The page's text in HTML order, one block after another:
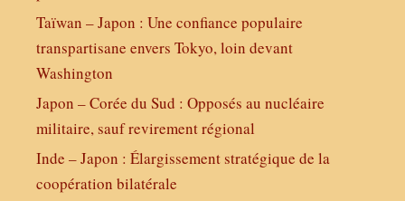
Taïwan – Japon : Une confiance populaire
transpartisane envers Tokyo, loin devant
Washington
Japon – Corée du Sud : Opposés au nucléaire
militaire, sauf revirement régional
Inde – Japon : Élargissement stratégique de la
coopération bilatérale